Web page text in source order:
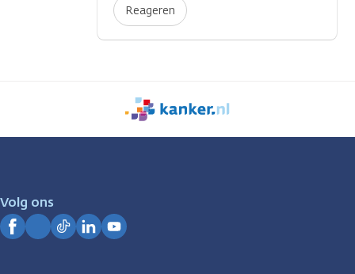
Reageren
We
zijn
Volg ons